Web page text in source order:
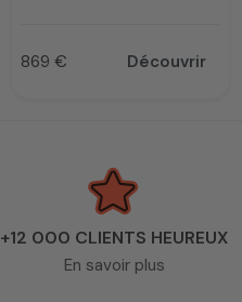
Prix
869 € Découvrir
+12 000 CLIENTS HEUREUX
En savoir plus